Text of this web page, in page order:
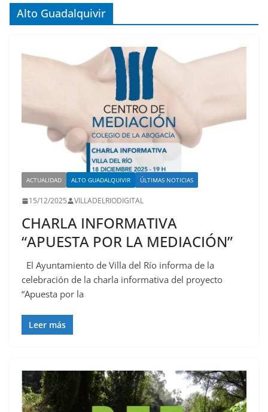
Alto Guadalquivir
ACTUALIDAD ALTO GUADALQUIVIR ÚLTIMAS NOTICIAS
15/12/2025 VILLADELRIODIGITAL
CHARLA INFORMATIVA
“APUESTA POR LA MEDIACIÓN”
El Ayuntamiento de Villa del Río informa de la
celebración de la charla informativa del proyecto
“Apuesta por la
Leer más